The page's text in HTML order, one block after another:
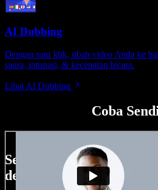
AI Dubbing
Dengan satu klik, ubah video Anda ke
suara, intonasi, & kecepatan bicara.
Lihat AI Dubbing
Coba
Sedikit contoh hal yang
dengan Speechify Studio.